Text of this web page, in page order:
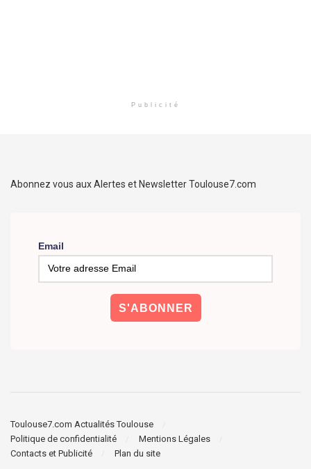
Publicité
Abonnez vous aux Alertes et Newsletter Toulouse7.com
Email
Toulouse7.com Actualités Toulouse
Politique de confidentialité
Mentions Légales
Contacts et Publicité
Plan du site